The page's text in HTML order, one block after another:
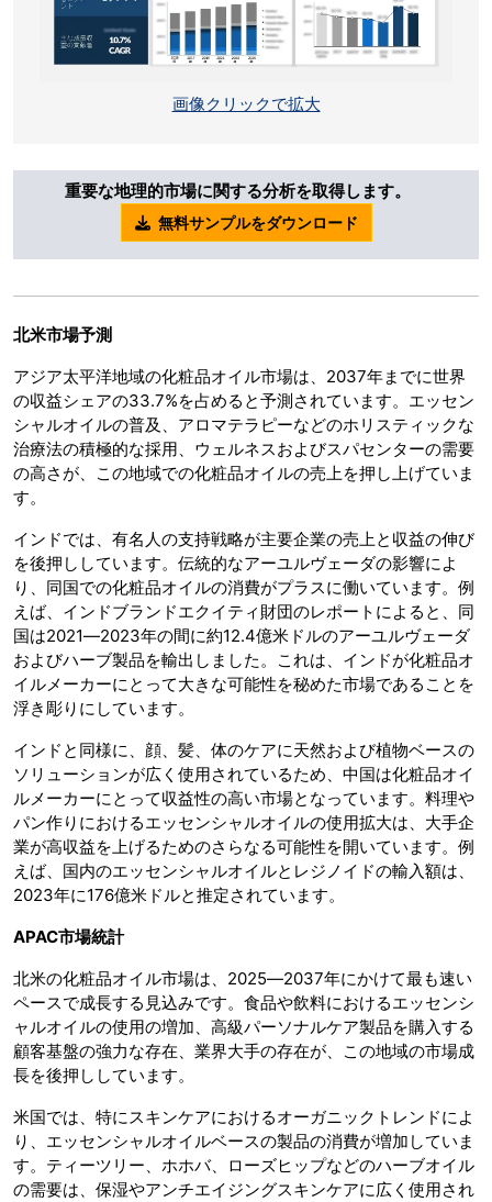
画像クリックで拡大
重要な地理的市場に関する分析を取得します。
無料サンプルをダウンロード
北米市場予測
アジア太平洋地域の化粧品オイル市場は、2037年までに世界
の収益シェアの33.7%を占めると予測されています。エッセン
シャルオイルの普及、アロマテラピーなどのホリスティックな
治療法の積極的な採用、ウェルネスおよびスパセンターの需要
の高さが、この地域での化粧品オイルの売上を押し上げていま
す。
インドでは、有名人の支持戦略が主要企業の売上と収益の伸び
を後押ししています。伝統的なアーユルヴェーダの影響によ
り、同国での化粧品オイルの消費がプラスに働いています。例
えば、インドブランドエクイティ財団のレポートによると、同
国は2021―2023年の間に約12.4億米ドルのアーユルヴェーダ
およびハーブ製品を輸出しました。これは、インドが化粧品オ
イルメーカーにとって大きな可能性を秘めた市場であることを
浮き彫りにしています。
インドと同様に、顔、髪、体のケアに天然および植物ベースの
ソリューションが広く使用されているため、中国は化粧品オイ
ルメーカーにとって収益性の高い市場となっています。料理や
パン作りにおけるエッセンシャルオイルの使用拡大は、大手企
業が高収益を上げるためのさらなる可能性を開いています。例
えば、国内のエッセンシャルオイルとレジノイドの輸入額は、
2023年に176億米ドルと推定されています。
APAC市場統計
北米の化粧品オイル市場は、2025―2037年にかけて最も速い
ペースで成長する見込みです。食品や飲料におけるエッセンシ
ャルオイルの使用の増加、高級パーソナルケア製品を購入する
顧客基盤の強力な存在、業界大手の存在が、この地域の市場成
長を後押ししています。
米国では、特にスキンケアにおけるオーガニックトレンドによ
り、エッセンシャルオイルベースの製品の消費が増加していま
す。ティーツリー、ホホバ、ローズヒップなどのハーブオイル
の需要は、保湿やアンチエイジングスキンケアに広く使用され